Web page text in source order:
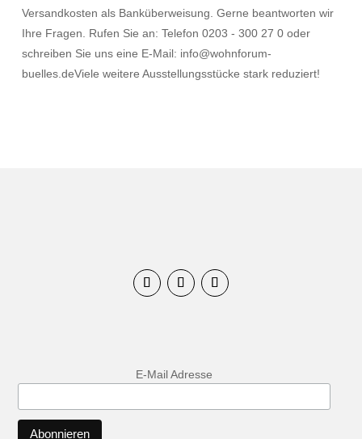
Versandkosten als Banküberweisung. Gerne beantworten wir
Ihre Fragen. Rufen Sie an: Telefon 0203 - 300 27 0 oder
schreiben Sie uns eine E-Mail: info@wohnforum-
buelles.deViele weitere Ausstellungsstücke stark reduziert!
E-Mail Adresse